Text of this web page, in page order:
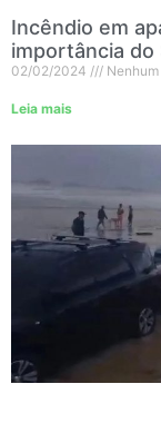
Incêndio em
importância do
02/02/2024
Leia mais